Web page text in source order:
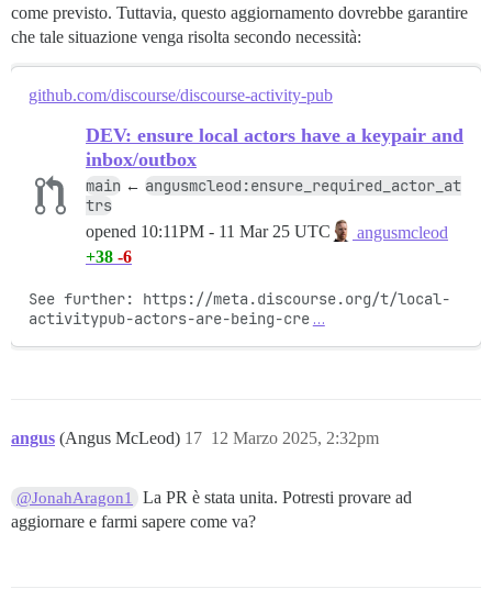
come previsto. Tuttavia, questo aggiornamento dovrebbe garantire
che tale situazione venga risolta secondo necessità:
github.com/discourse/discourse-activity-pub
DEV: ensure local actors have a keypair and
inbox/outbox
main ← angusmcleod:ensure_required_actor_at
trs
opened 10:11PM - 11 Mar 25 UTC
angusmcleod
+38 -6
See further: https://meta.discourse.org/t/local-
activitypub-actors-are-being-cre …
angus (Angus McLeod) 12 Marzo 2025, 2:32pm
17
@JonahAragon1
La PR è stata unita. Potresti provare ad
aggiornare e farmi sapere come va?